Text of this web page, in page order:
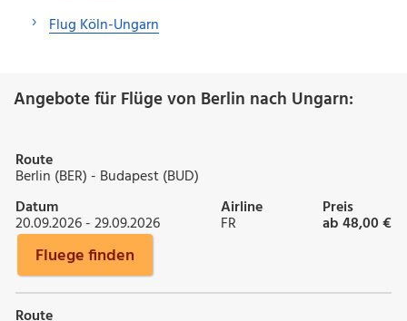
Flug Köln-Ungarn
Angebote für Flüge von Berlin nach Ungarn:
Route
Berlin (BER) - Budapest (BUD)
Datum
20.09.2026 - 29.09.2026
Airline
FR
Preis
ab 48,00 €
Fluege finden